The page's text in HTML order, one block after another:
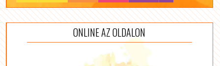
ONLINE AZ OLDALON